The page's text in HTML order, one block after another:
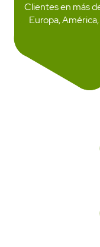
Clientes en más
Europa,